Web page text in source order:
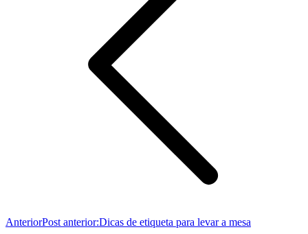
AnteriorPost anterior:Dicas de etiqueta para levar a mesa